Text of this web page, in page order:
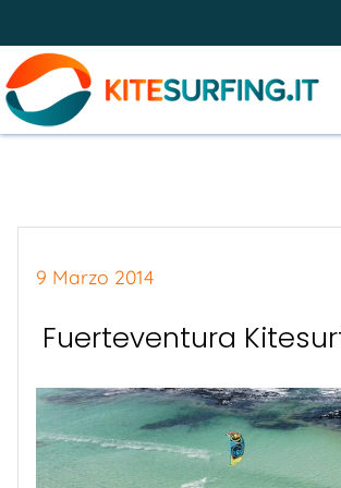
9 Marzo 2014
Fuerteventura